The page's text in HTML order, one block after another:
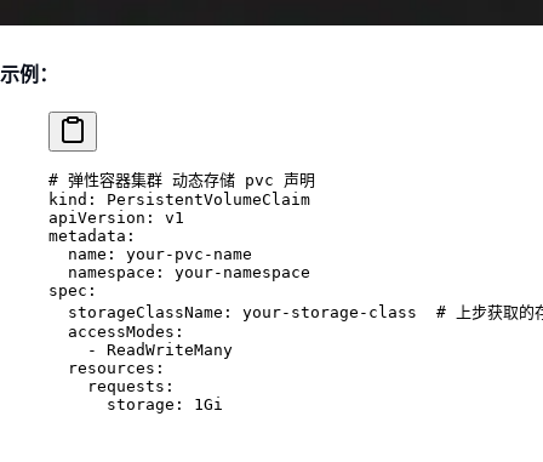
示例：
# 弹性容器集群 动态存储 pvc 声明
kind : PersistentVolumeClaim
apiVersion : v1
metadata :
  name
: your-pvc-name
  namespace
: your-namespace
spec :
  storageClassName
: your-storage-class
# 上步获取的
  accessModes
:
    -
ReadWriteMany
  resources
:
    requests
:
      storage
: 1Gi